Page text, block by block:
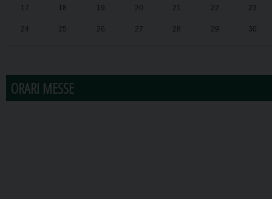
17 18 19 20 21 22 23
24 25 26 27 28 29 30
ORARI MESSE